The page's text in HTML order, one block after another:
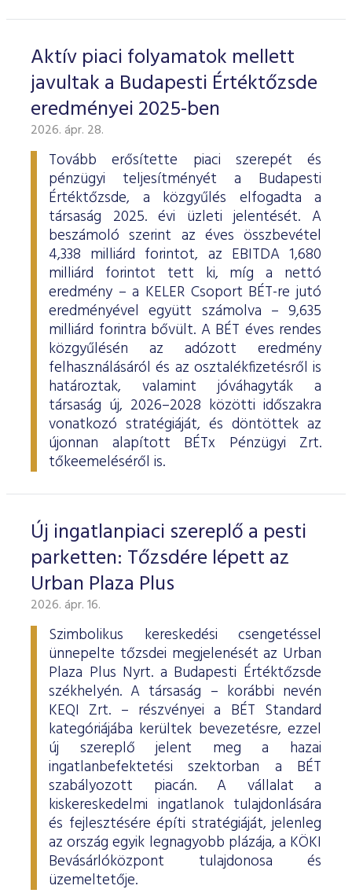
Aktív piaci folyamatok mellett
javultak a Budapesti Értéktőzsde
eredményei 2025-ben
2026. ápr. 28.
Tovább erősítette piaci szerepét és
pénzügyi teljesítményét a Budapesti
Értéktőzsde, a közgyűlés elfogadta a
társaság 2025. évi üzleti jelentését. A
beszámoló szerint az éves összbevétel
4,338 milliárd forintot, az EBITDA 1,680
milliárd forintot tett ki, míg a nettó
eredmény – a KELER Csoport BÉT-re jutó
eredményével együtt számolva – 9,635
milliárd forintra bővült. A BÉT éves rendes
közgyűlésén az adózott eredmény
felhasználásáról és az osztalékfizetésről is
határoztak, valamint jóváhagyták a
társaság új, 2026–2028 közötti időszakra
vonatkozó stratégiáját, és döntöttek az
újonnan alapított BÉTx Pénzügyi Zrt.
tőkeemeléséről is.
Új ingatlanpiaci szereplő a pesti
parketten: Tőzsdére lépett az
Urban Plaza Plus
2026. ápr. 16.
Szimbolikus kereskedési csengetéssel
ünnepelte tőzsdei megjelenését az Urban
Plaza Plus Nyrt. a Budapesti Értéktőzsde
székhelyén. A társaság – korábbi nevén
KEQI Zrt. – részvényei a BÉT Standard
kategóriájába kerültek bevezetésre, ezzel
új szereplő jelent meg a hazai
ingatlanbefektetési szektorban a BÉT
szabályozott piacán. A vállalat a
kiskereskedelmi ingatlanok tulajdonlására
és fejlesztésére építi stratégiáját, jelenleg
az ország egyik legnagyobb plázája, a KÖKI
Bevásárlóközpont tulajdonosa és
üzemeltetője.